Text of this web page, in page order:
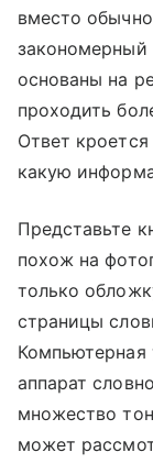
вместо
закономерный
основаны на
проходить
Ответ
какую
Представьте
похож на
только
страницы
Компьютерная
аппарат
множество
может